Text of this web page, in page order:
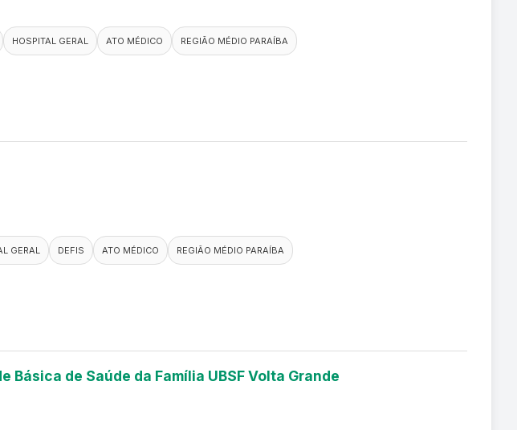
HOSPITAL GERAL ATO MÉDICO REGIÃO MÉDIO PARAÍBA
GERAL DEFIS ATO MÉDICO REGIÃO MÉDIO PARAÍBA
de Saúde da Família UBSF Volta Grande